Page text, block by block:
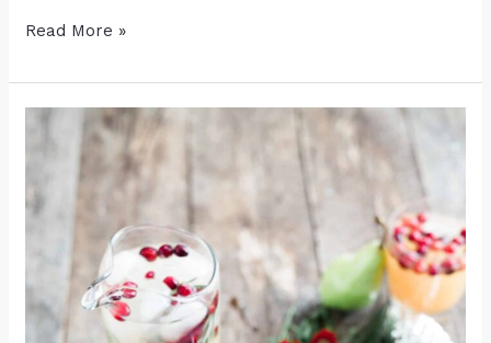
Food
Floral
Arrangements
Read More »